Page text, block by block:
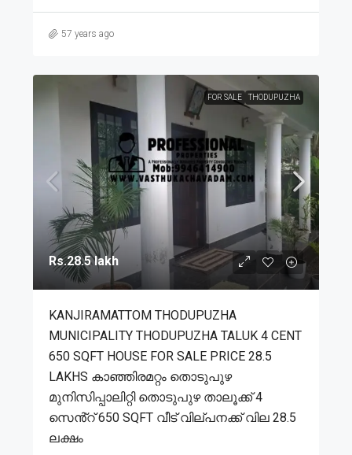
57 years ago
FOR SALE THODUPUZHA
Rs.28.5 lakh
KANJIRAMATTOM THODUPUZHA
MUNICIPALITY THODUPUZHA TALUK 4 CENT
650 SQFT HOUSE FOR SALE PRICE 28.5
LAKHS കാഞ്ഞിരമറ്റം തൊടുപുഴ
മുനിസിപ്പാലിറ്റി തൊടുപുഴ താലൂക്ക് 4
സെൻ്റ് 650 SQFT വീട് വില്പനക്ക് വില 28.5
ലക്ഷം